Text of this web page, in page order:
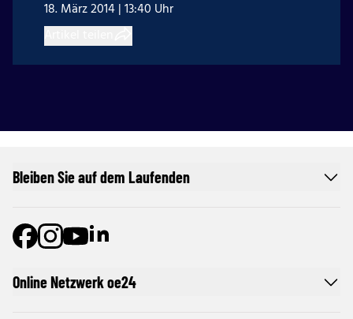
18. März 2014 | 13:40 Uhr
Online Netzwerk oe24
Bleiben Sie auf dem Laufenden